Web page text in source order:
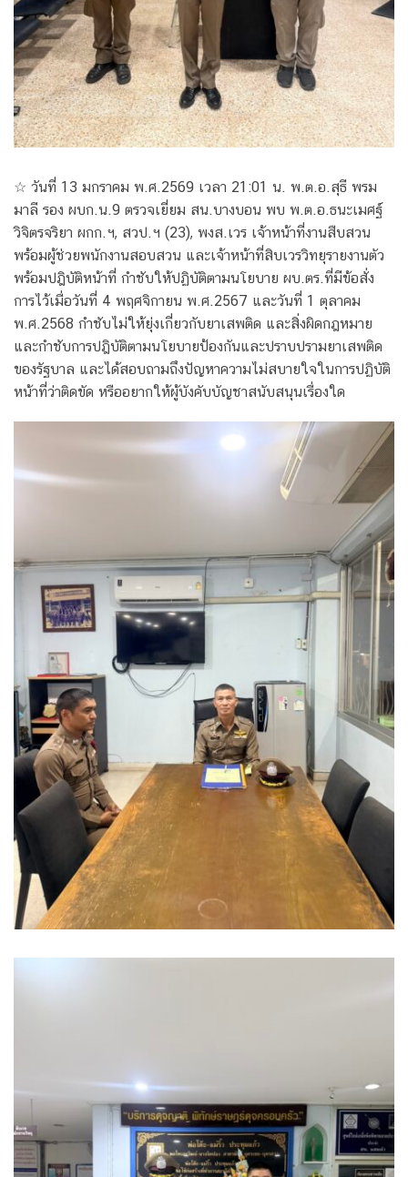
☆ วันที่ 13 มกราคม พ.ศ.2569 เวลา 21:01 น. พ.ต.อ.สุธี พรม
มาลี รอง ผบก.น.9 ตรวจเยี่ยม สน.บางบอน พบ พ.ต.อ.ธนะเมศฐ์
วิจิตรจริยา ผกก.ฯ, สวป.ฯ (23), พงส.เวร เจ้าหน้าที่งานสืบสวน
พร้อมผู้ช่วยพนักงานสอบสวน และเจ้าหน้าที่สิบเวรวิทยุรายงานตัว
พร้อมปฎิบัติหน้าที่ กำชับให้ปฏิบัติตามนโยบาย ผบ.ตร.ที่มีข้อสั่ง
การไว้เมื่อวันที่ 4 พฤศจิกายน พ.ศ.2567 และวันที่ 1 ตุลาคม
พ.ศ.2568 กำชับไม่ให้ยุ่งเกี่ยวกับยาเสพติด และสิ่งผิดกฎหมาย
และกำชับการปฎิบัติตามนโยบายป้องกันและปราบปรามยาเสพติด
ของรัฐบาล และได้สอบถามถึงปัญหาความไม่สบายใจในการปฏิบัติ
หน้าที่ว่าติดขัด หรืออยากให้ผู้บังคับบัญชาสนับสนุนเรื่องใด